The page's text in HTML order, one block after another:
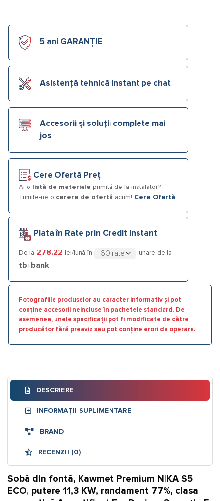
5 ani GARANȚIE
Asistență tehnică instant pe chat
Accesorii și soluții complete mai
jos
Cere Ofertă Preț
Ai o listă de materiale primită de la instalator?
Trimite-ne o cerere de ofertă acum! Cere Ofertă
Plata în Rate prin Credit Instant
De la 278.22 lei/lună în lunare de la
tbi bank
Fotografiile produselor au caracter informativ și pot
conține accesorii neincluse în pachetele standard. De
asemenea, unele specificații pot fi modificate de către
producător fără preaviz sau pot conține erori de operare.
DESCRIERE
INFORMAȚII SUPLIMENTARE
BRAND
RECENZII (0)
Sobă din fontă, Kawmet Premium NIKA S5
ECO, putere 11,3 KW, randament 77%, clasa